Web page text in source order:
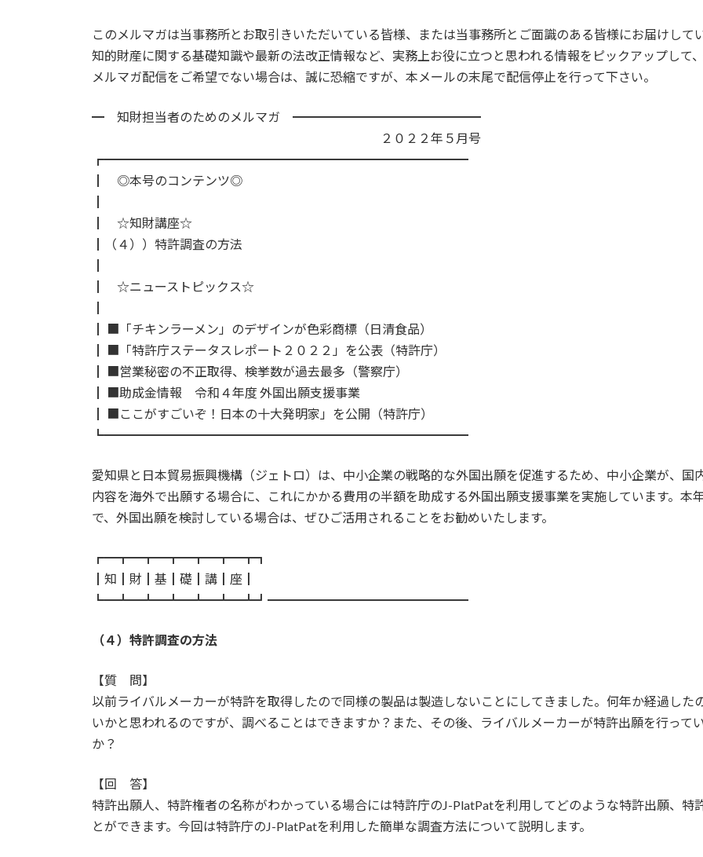
このメルマガは当事務所とお取引きいただいている皆様、または当事務所とご面識のある皆様にお届けしてい
知的財産に関する基礎知識や最新の法改正情報など、実務上お役に立つと思われる情報をピックアップして、
メルマガ配信をご希望でない場合は、誠に恐縮ですが、本メールの末尾で配信停止を行って下さい。
━ 知財担当者のためのメルマガ ━━━━━━━━━━━━━━━
２０２２年５月号
┏━━━━━━━━━━━━━━━━━━━━━━━━━━━━━
┃ ◎本号のコンテンツ◎
┃ ☆知財講座☆
┃（４））特許調査の方法
┃ ☆ニューストピックス☆
┃ ■「チキンラーメン」のデザインが色彩商標（日清食品）
┃ ■「特許庁ステータスレポート２０２２」を公表（特許庁）
┃ ■営業秘密の不正取得、検挙数が過去最多（警察庁）
┃ ■助成金情報 令和４年度 外国出願支援事業
┃ ■ここがすごいぞ！日本の十大発明家」を公開（特許庁）
┗━━━━━━━━━━━━━━━━━━━━━━━━━━━━━
愛知県と日本貿易振興機構（ジェトロ）は、中小企業の戦略的な外国出願を促進するため、中小企業が、国
内容を海外で出願する場合に、これにかかる費用の半額を助成する外国出願支援事業を実施しています。本
で、外国出願を検討している場合は、ぜひご活用されることをお勧めいたします。
┏━┳━┳━┳━┳━┳━┳┓
┃知┃財┃基┃礎┃講┃座┃
┗━┻━┻━┻━┻━┻━┻┛━━━━━━━━━━━━━━━━
（４）特許調査の方法
【質 問】
以前ライバルメーカーが特許を取得したので同様の製品は製造しないことにしてきました。何年か経過した
いかと思われるのですが、調べることはできますか？また、その後、ライバルメーカーが特許出願を行って
か？
【回 答】
特許出願人、特許権者の名称がわかっている場合には特許庁のJ-PlatPatを利用してどのような特許出願、特
とができます。今回は特許庁のJ-PlatPatを利用した簡単な調査方法について説明します。